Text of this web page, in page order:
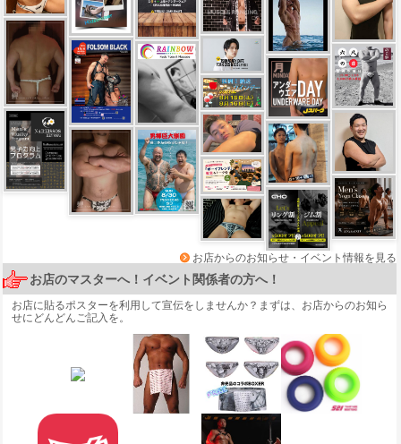
お店からのお知らせ・イベント情報を見る
お店のマスターへ！イベント関係者の方へ！
お店に貼るポスターを利用して宣伝をしませんか？まずは、 お店からのお知ら
せにどんどんご記入を。